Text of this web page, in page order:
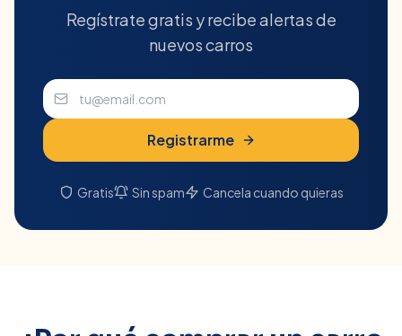
Regístrate gratis y recibe alertas de
nuevos carros
Registrarme
Gratis Sin spam Cancela cuando quieras